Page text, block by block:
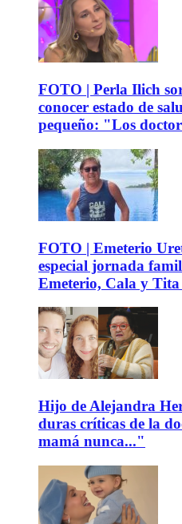
FOTO | Perla Ilich
conocer estado de
pequeño: "Los
FOTO | Emeterio
especial jornada
Emeterio, Cala y
Hijo de Alejandra
duras críticas de la
mamá nunca..."